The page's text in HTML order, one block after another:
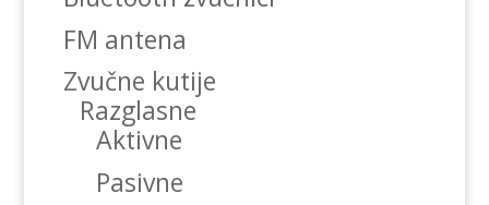
FM antena
Zvučne kutije
Razglasne
Aktivne
Pasivne